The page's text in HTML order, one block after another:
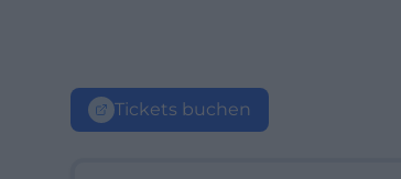
Tickets buchen